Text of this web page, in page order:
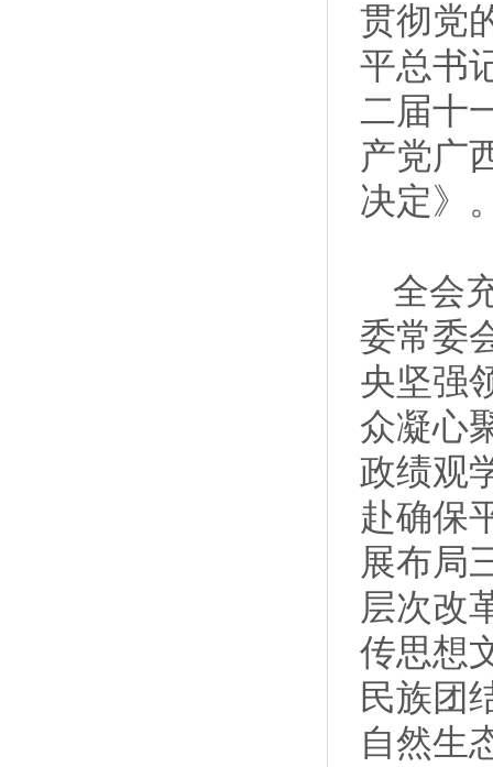
贯彻党
平总书
二届十
产党广
决定》
全会
委常委
央坚强
众凝心
政绩观
赴确保
展布局
层次改
传思想
民族团
自然生